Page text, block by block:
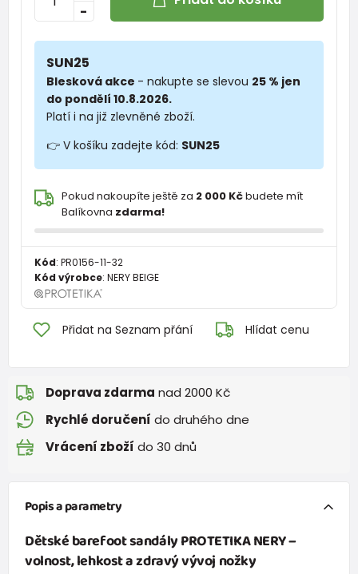
-
SUN25
Blesková akce - nakupte se slevou 25 % jen
do pondělí 10.8.2026.
Platí i na již zlevněné zboží.
👉 V košíku zadejte kód: SUN25
Pokud nakoupíte ještě za 2 000 Kčbudete mít
Balíkovna zdarma!
Kód: PR0156-11-32
Kód výrobce: NERY BEIGE
Přidat na Seznam přání Hlídat cenu
Doprava zdarma nad 2000 Kč
Rychlé doručení do druhého dne
Vrácení zboží do 30 dnů
Popis a parametry
Dětské barefoot sandályPROTETIKA NERY–
volnost, lehkost a zdravý vývoj nožky